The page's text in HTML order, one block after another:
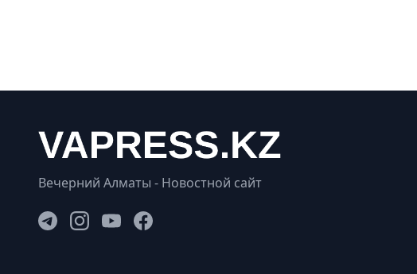
Вечерний Алматы - Новостной сайт